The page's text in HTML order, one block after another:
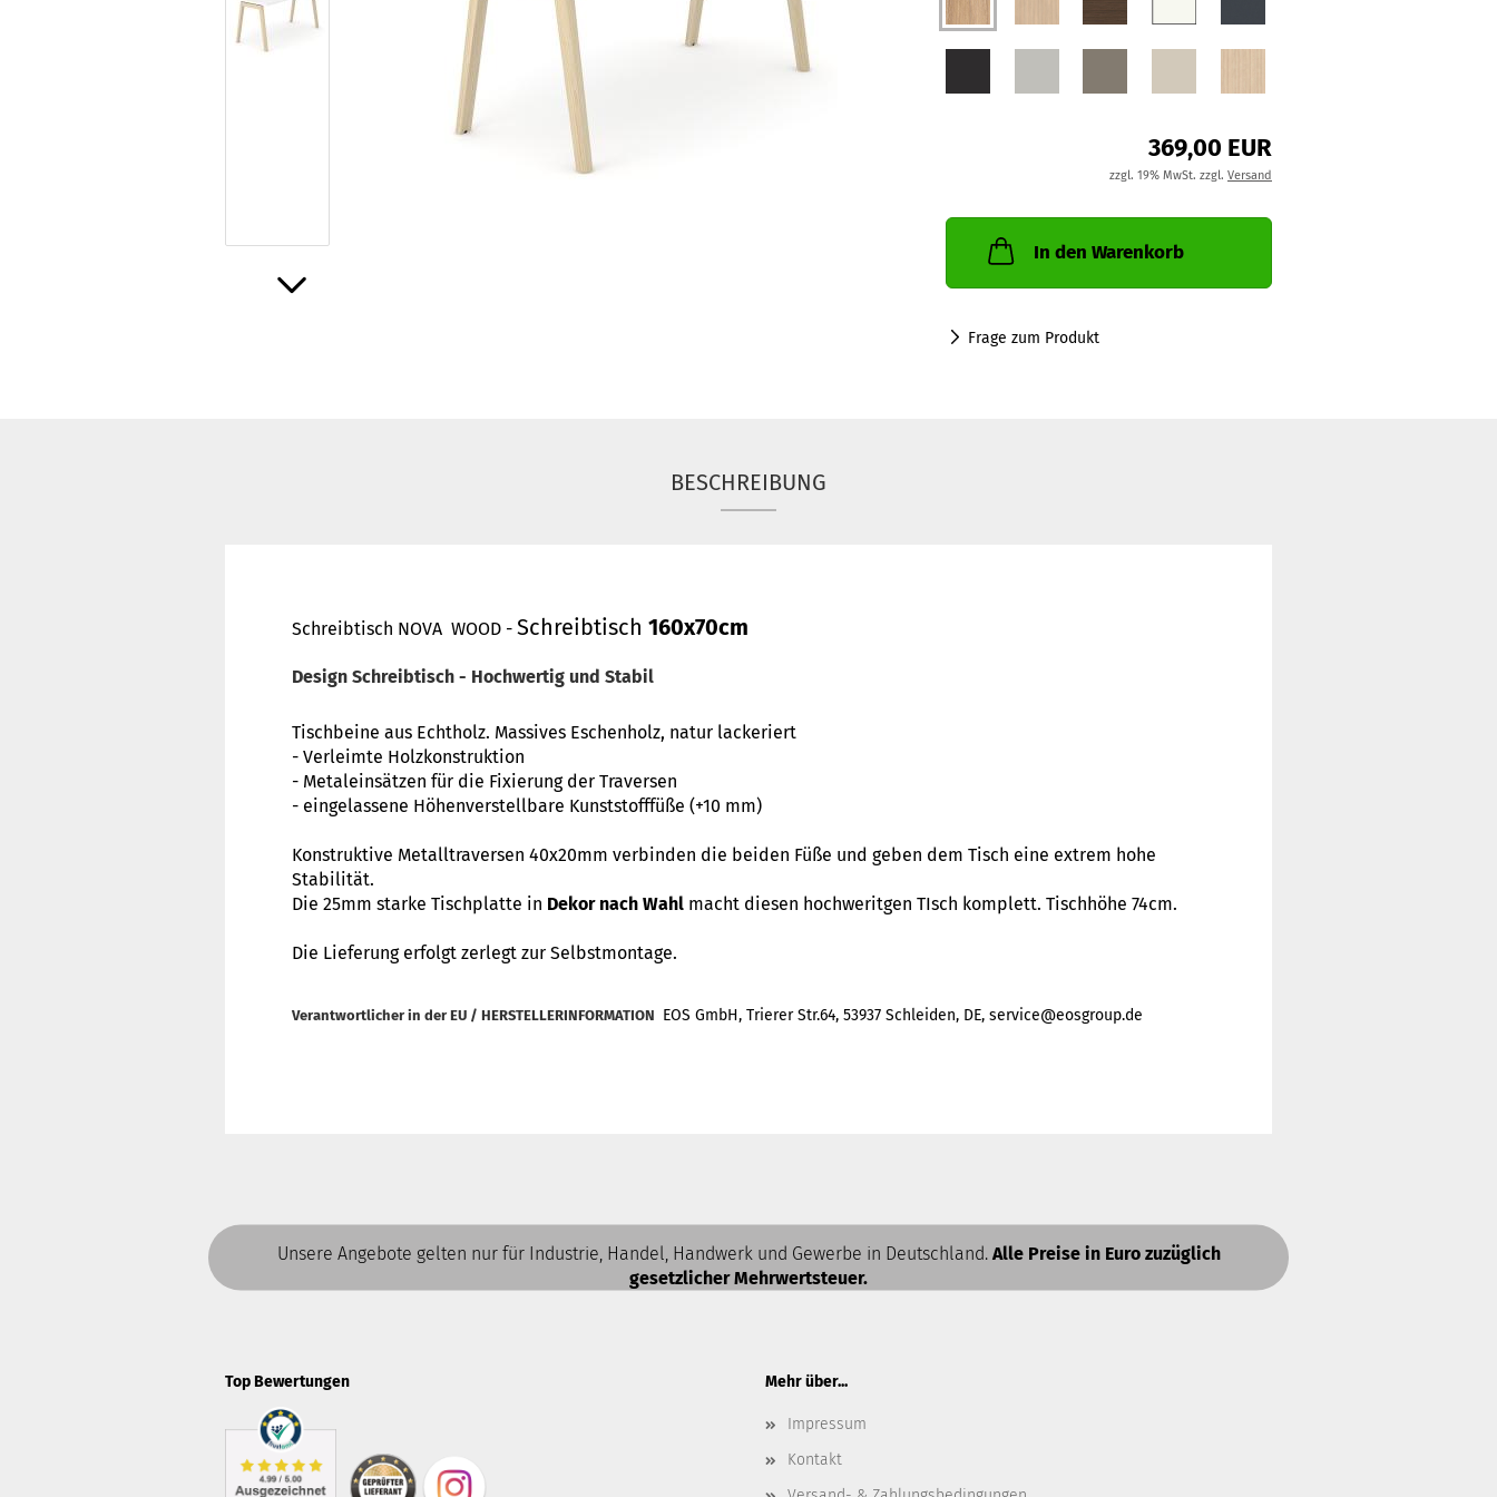
369,00 EUR
zzgl. 19% MwSt. zzgl. Versand
In den Warenkorb
Frage zum Produkt
BESCHREIBUNG
Schreibtisch NOVA WOOD - Schreibtisch 160x70cm
Design Schreibtisch - Hochwertig und Stabil
Tischbeine aus Echtholz. Massives Eschenholz, natur lackeriert
- Verleimte Holzkonstruktion
- Metaleinsätzen für die Fixierung der Traversen
- eingelassene Höhenverstellbare Kunststofffüße (+10 mm)
Konstruktive Metalltraversen 40x20mm verbinden die beiden Füße und geben dem Tisch eine extrem hohe
Stabilität.
Die 25mm starke Tischplatte in Dekor nach Wahl macht diesen hochweritgen TIsch komplett. Tischhöhe 74cm.
Die Lieferung erfolgt zerlegt zur Selbstmontage.
Verantwortlicher in der EU / HERSTELLERINFORMATION EOS GmbH, Trierer Str.64, 53937 Schleiden, DE, service@eosgroup.de
Unsere Angebote gelten nur für Industrie, Handel, Handwerk und Gewerbe in Deutschland. Alle Preise in Euro zuzüglich
gesetzlicher Mehrwertsteuer.
Top Bewertungen Mehr über...
Impressum
Kontakt